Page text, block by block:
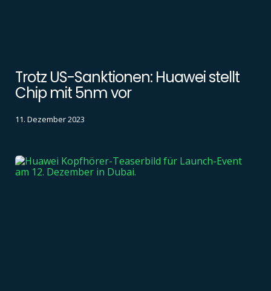
Trotz US-Sanktionen: Huawei stellt
Chip mit 5nm vor
11. Dezember 2023